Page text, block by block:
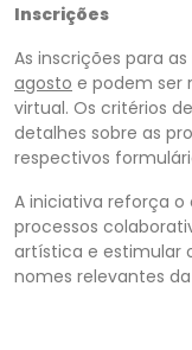
Inscrições
As inscrições para
agosto e podem ser
virtual. Os critérios
detalhes sobre as
respectivos
A iniciativa reforça
processos
artística e estimular
nomes relevantes